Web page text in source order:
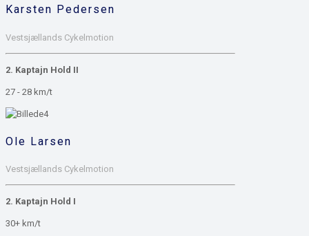
Karsten Pedersen
Vestsjællands Cykelmotion
2. Kaptajn Hold II
27 - 28 km/t
Ole Larsen
Vestsjællands Cykelmotion
2. Kaptajn Hold I
30+ km/t